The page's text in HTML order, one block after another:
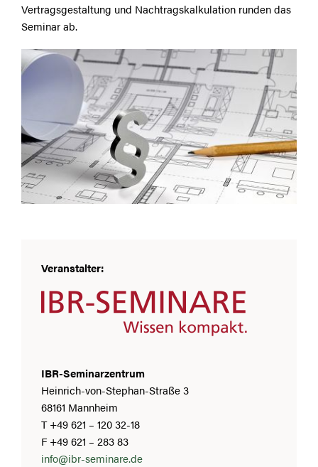
Vertragsgestaltung und Nachtragskalkulation runden das
Seminar ab.
Veranstalter:
IBR-Seminarzentrum
Heinrich-von-Stephan-Straße 3
68161 Mannheim
T +49 621 – 120 32-18
F +49 621 – 283 83
info@ibr-seminare.de